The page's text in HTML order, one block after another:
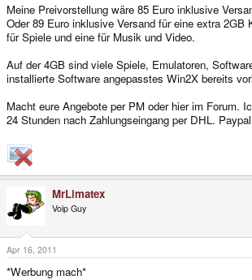
Meine Preivorstellung wäre 85 Euro inklusive
Oder 89 Euro inklusive Versand für eine extra 2GB
für Spiele und eine für Musik und Video.
Auf der 4GB sind viele Spiele, Emulatoren,
installierte Software angepasstes Win2X bereits
Macht eure Angebote per PM oder hier im Forum.
24 Stunden nach Zahlungseingang per DHL.
MrLimatex
Voip Guy
Apr 16, 2011
*Werbung mach*